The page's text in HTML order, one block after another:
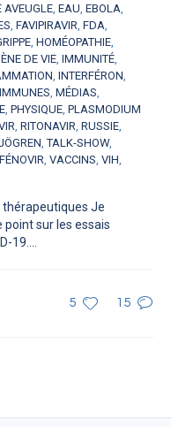
AVEUGLE, EAU, EBOLA,
, FAVIPIRAVIR, FDA,
, HOMÉOPATHIE,
DE VIE, IMMUNITÉ,
, INTERFÉRON,
, MÉDIAS,
, PHYSIQUE, PLASMODIUM
, RITONAVIR, RUSSIE,
,TALK-SHOW,
, VACCINS, VIH,
thérapeutiques Je
sur les essais
19....
5 15